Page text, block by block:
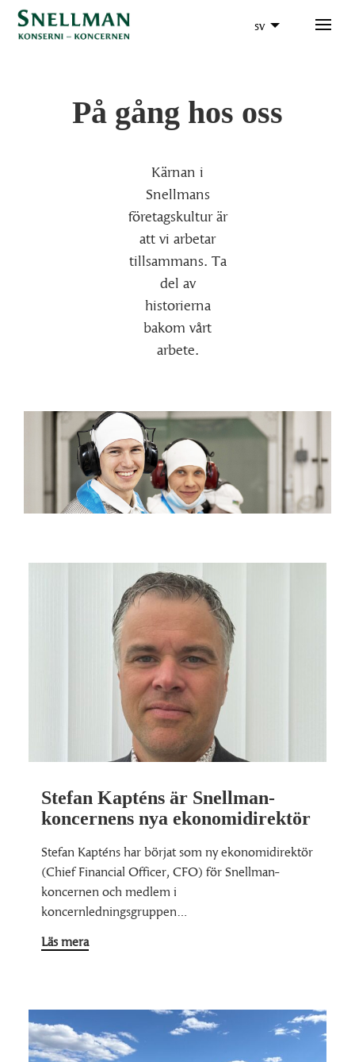
sv
På gång hos oss
Kärnan i
Snellmans
företagskultur är
att vi arbetar
tillsammans. Ta
del av
historierna
bakom vårt
arbete.
Stefan Kapténs är Snellman-
koncernens nya ekonomidirektör
Stefan Kapténs har börjat som ny ekonomidirektör
(Chief Financial Officer, CFO) för Snellman-
koncernen och medlem i
koncernledningsgruppen…
Läs mera